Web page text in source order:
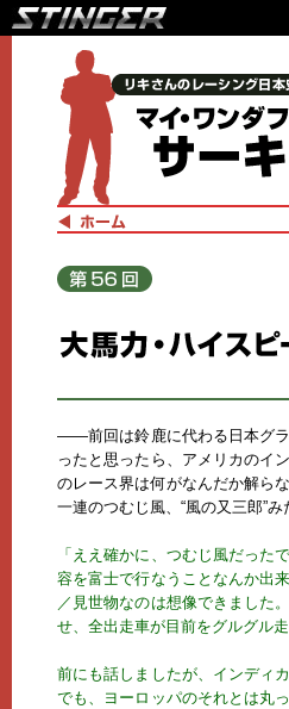
――前回は鈴鹿に代わる日本グ
ったと思ったら、アメリカのイ
のレース界は何がなんだか解ら
一連のつむじ風、“風の又三郎”
「ええ確かに、つむじ風だった
容を富士で行なうことなんか出
／見世物なのは想像できました
せ、全出走車が目前をグルグル
前にも話しましたが、インディ
でも、ヨーロッパのそれとは丸